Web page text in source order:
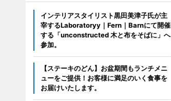
インテリアスタイリスト黒田美津子氏が主
宰するLaboratoryy｜Fern｜Barnにて開催
する「unconstructed 木と布をそばに」へ
参加。
【ステーキのどん】お盆期間もランチメニ
ューをご提供！お客様に満足のいく食事を
お届けいたします。